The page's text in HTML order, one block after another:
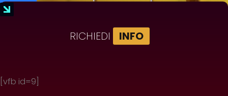
RICHIEDI INFO
[vfb id=9]